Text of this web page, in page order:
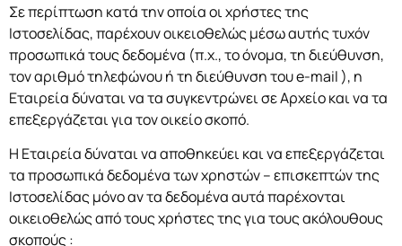
Σε περίπτωση κατά την οποία οι χρήστες της
Ιστοσελίδας, παρέχουν οικειοθελώς μέσω αυτής τυχόν
προσωπικά τους δεδομένα (π.χ., το όνομα, τη διεύθυνση,
τον αριθμό τηλεφώνου ή τη διεύθυνση του e-mail ), η
Εταιρεία δύναται να τα συγκεντρώνει σε Αρχείο και να τα
επεξεργάζεται για τον οικείο σκοπό.
Η Εταιρεία δύναται να αποθηκεύει και να επεξεργάζεται
τα προσωπικά δεδομένα των χρηστών – επισκεπτών της
Ιστοσελίδας μόνο αν τα δεδομένα αυτά παρέχονται
οικειοθελώς από τους χρήστες της για τους ακόλουθους
σκοπούς :